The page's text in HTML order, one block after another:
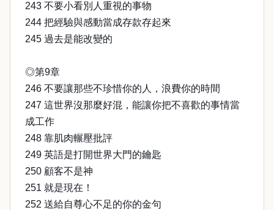
243 不要小看別人重視的事物
244 把經驗與感動當成存款存起來
245 過去是能改變的
◎第9章
246 不要讓那些不珍惜你的人，浪費你的時間
247 這世界沒那麼好混，能讓你把不喜歡的事情當
成工作
248 靠肌肉輾壓批評
249 英語是打開世界大門的鑰匙
250 顧客不是神
251 就是現在！
252 送給自尊心不足的你的金句